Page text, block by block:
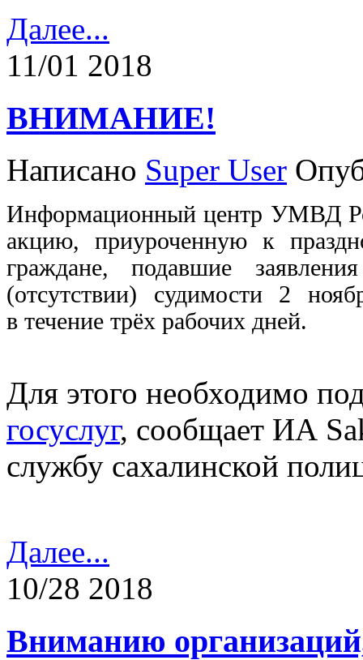
Далее...
11/01 2018
ВНИМАНИЕ!
Написано Super User
Информационный центр УМВД
акцию, приуроченную к
граждане, подавшие
(отсутствии) судимости 2
в течение трёх рабочих дней.
Для этого необходимо
госуслуг, сообщает ИА
службу сахалинской
Далее...
10/28 2018
Вниманию